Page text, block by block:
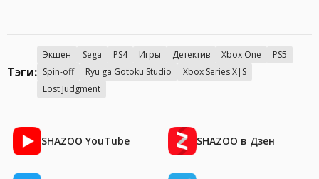
Тэги:
Экшен Sega PS4 Игры Детектив Xbox One
PS5
Spin-off
Ryu ga Gotoku Studio
Xbox Series X|S
Lost Judgment
SHAZOO YouTube SHAZOO в Дзен